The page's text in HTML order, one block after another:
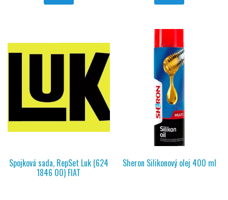
Spojková sada, RepSet Luk (624
1846 00) FIAT
Sheron Silikonový olej 400 ml